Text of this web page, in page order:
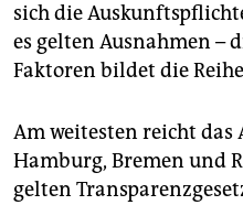
sich die
es gelten Ausnahmen –
Faktoren bildet die
Am weitesten reicht das
Hamburg, Bremen und
gelten